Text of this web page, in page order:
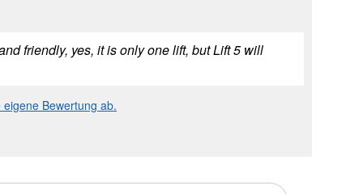
friendly, yes, it is only one lift, but Lift 5 will
Bewertung ab.